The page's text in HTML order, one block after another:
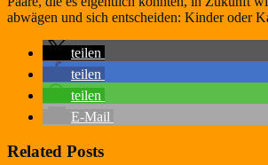
abwägen und sich entscheiden: Kinder oder
teilen
teilen
teilen
E-Mail
Related Posts